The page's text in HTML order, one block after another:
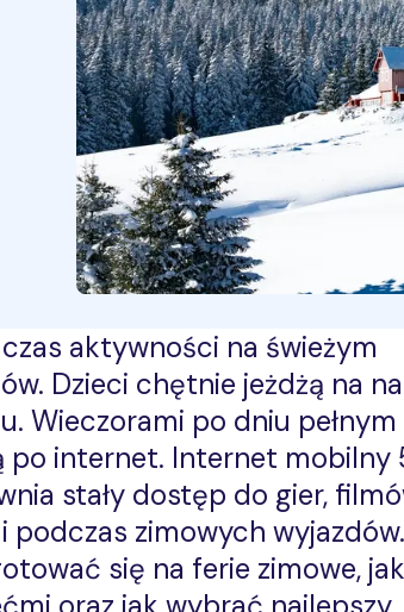
aktywności na świeżym
Dzieci chętnie jeżdżą na
Wieczorami po dniu
po internet. Internet mobilny
stały dostęp do gier,
podczas zimowych
się na ferie zimowe,